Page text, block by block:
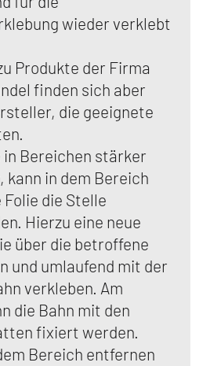
wieder verklebt
Produkte der Firma
finden sich aber
die geeignete
in Bereichen stärker
kann in dem Bereich
die Stelle
Hierzu eine neue
über die betroffene
und umlaufend mit der
verkleben. Am
die Bahn mit den
fixiert werden.
Bereich entfernen